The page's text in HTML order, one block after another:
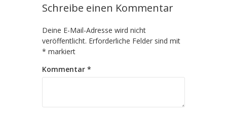
Schreibe einen Kommentar
Deine E-Mail-Adresse wird nicht
veröffentlicht. Erforderliche Felder sind mit
* markiert
Kommentar *